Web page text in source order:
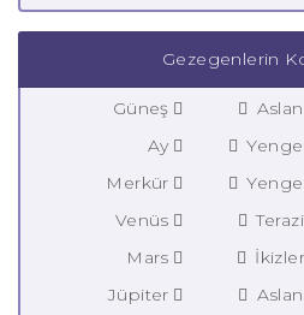
Gezegenlerin
Güneş Aslan
Ay
Merkür
Venüs
Terazi
Mars
İkizler
Jüpiter
Aslan